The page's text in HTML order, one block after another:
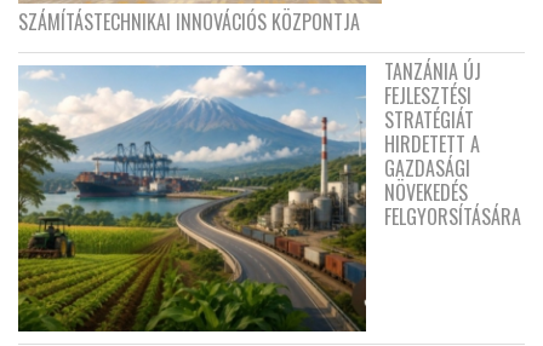
SZÁMÍTÁSTECHNIKAI INNOVÁCIÓS KÖZPONTJA
TANZÁNIA ÚJ
FEJLESZTÉSI
STRATÉGIÁT
HIRDETETT A
GAZDASÁGI
NÖVEKEDÉS
FELGYORSÍTÁSÁRA